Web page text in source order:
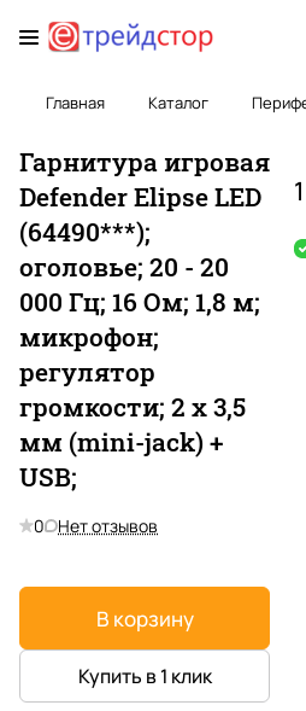
Главная Каталог
Гарнитура игровая
Defender Elipse LED
(64490***);
оголовье; 20 - 20
000 Гц; 16 Ом; 1,8 м;
микрофон;
регулятор
громкости; 2 x 3,5
мм (mini-jack) +
USB;
0 Нет отзывов
В корзину
Купить в 1 клик